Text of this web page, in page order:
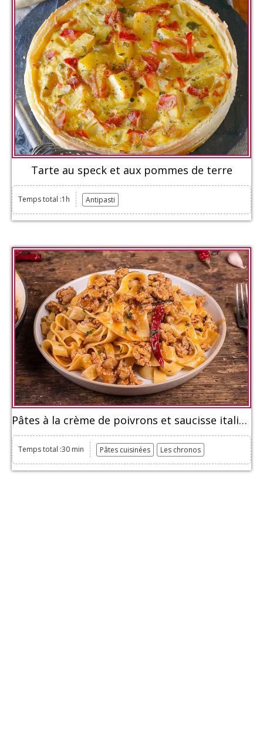
Tarte au speck et aux pommes de terre
Temps total :1h Antipasti
Pâtes à la crème de poivrons et saucisse italienne
Temps total :30 min Pâtes cuisinées Les chronos